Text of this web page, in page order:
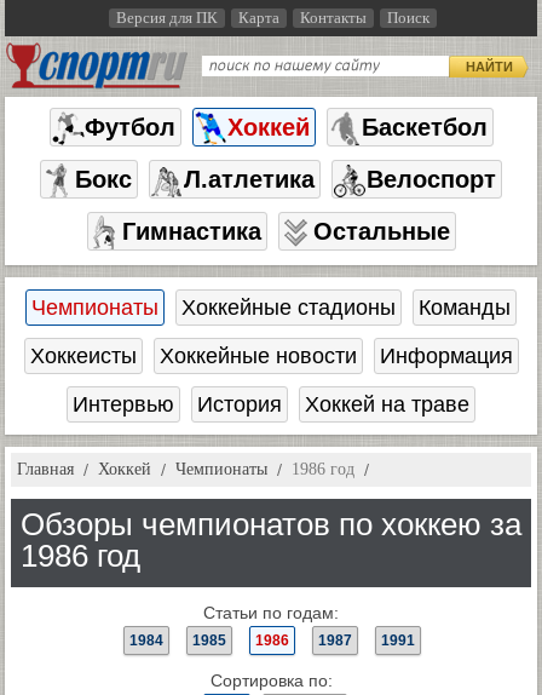
Версия для ПК Карта Контакты Поиск
НАЙТИ
Футбол Хоккей
Баскетбол
Бокс
Л.атлетика
Велоспорт
Гимнастика
Остальные
Чемпионаты Хоккейные стадионы
Команды
Хоккеисты
Хоккейные новости
Информация
Интервью
История Хоккей на траве
Главная Хоккей Чемпионаты 1986 год
Обзоры чемпионатов по хоккею за
1986 год
Статьи по годам:
1984 1985 1986 1987 1991
Сортировка по: